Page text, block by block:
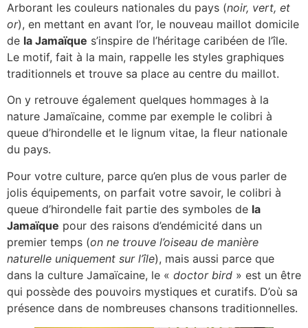
Arborant les couleurs nationales du pays (noir, vert, et
or), en mettant en avant l’or, le nouveau maillot domicile
de la Jamaïque s’inspire de l’héritage caribéen de l’île.
Le motif, fait à la main, rappelle les styles graphiques
traditionnels et trouve sa place au centre du maillot.
On y retrouve également quelques hommages à la
nature Jamaïcaine, comme par exemple le colibri à
queue d’hirondelle et le lignum vitae, la fleur nationale
du pays.
Pour votre culture, parce qu’en plus de vous parler de
jolis équipements, on parfait votre savoir, le colibri à
queue d’hirondelle fait partie des symboles de la
Jamaïque pour des raisons d’endémicité dans un
premier temps (on ne trouve l’oiseau de manière
naturelle uniquement sur l’île), mais aussi parce que
dans la culture Jamaïcaine, le « doctor bird » est un être
qui possède des pouvoirs mystiques et curatifs. D’où sa
présence dans de nombreuses chansons traditionnelles.